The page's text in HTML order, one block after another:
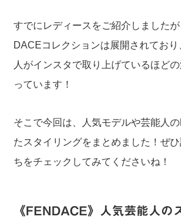
すでにレディースをご紹介しました
DACEコレクションは展開されてお
人がインスタで取り上げているほど
っています！
そこで今回は、人気モデルや芸能人
たスタイリングをまとめました！ぜ
ちをチェックしてみてくださいね！
《FENDACE》人気芸能人の